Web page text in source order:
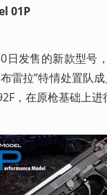
01P
日发售的新款型号
雷拉”特情处置队
，在原枪基础上进